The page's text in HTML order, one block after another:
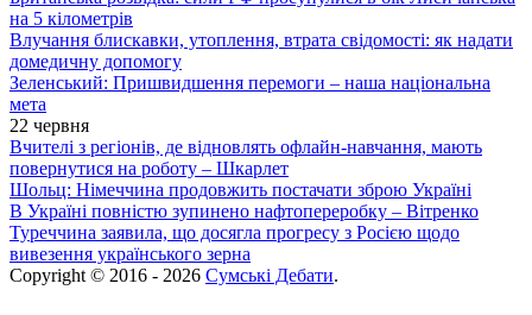
на 5 кілометрів
Влучання блискавки, утоплення, втрата свідомості: як надати
домедичну допомогу
Зеленський: Пришвидшення перемоги – наша національна
мета
22 червня
Вчителі з регіонів, де відновлять офлайн-навчання, мають
повернутися на роботу – Шкарлет
Шольц: Німеччина продовжить постачати зброю Україні
В Україні повністю зупинено нафтопереробку – Вітренко
Туреччина заявила, що досягла прогресу з Росією щодо
вивезення українського зерна
Copyright © 2016 - 2026 Сумські Дебати.